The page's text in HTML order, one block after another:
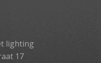
lighting
17